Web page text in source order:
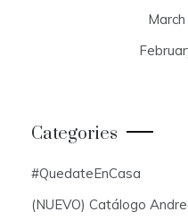
Categories
#QuedateEnCasa
(NUEVO) Catálogo